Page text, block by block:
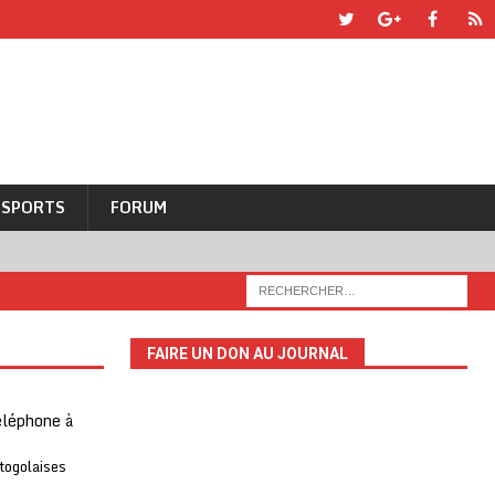
SPORTS FORUM
à
FAIRE UN DON AU JOURNAL